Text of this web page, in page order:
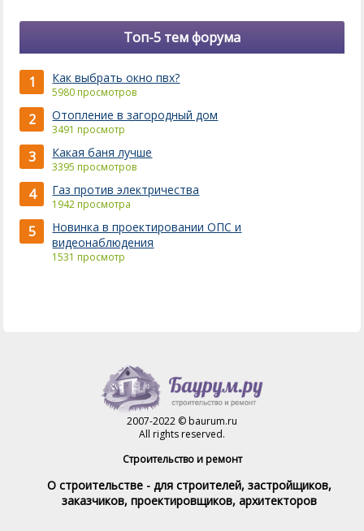
Топ-5 тем форума
1 Как выбрать окно пвх?
5980 просмотров
2 Отопление в загородный дом
3491 просмотр
3 Какая баня лучше
3395 просмотров
4 Газ против электричества
1942 просмотра
5
Новинка в проектировании ОПС и
видеонаблюдения
1531 просмотр
2007-2022 © baurum.ru
All rights reserved.
Строительство и ремонт
О строительстве - для строителей, застройщиков,
заказчиков, проектировщиков, архитекторов